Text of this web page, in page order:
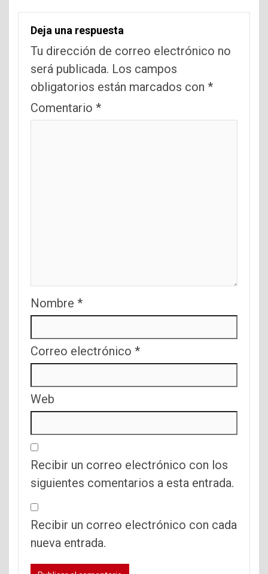
Deja una respuesta
Tu dirección de correo electrónico no
será publicada. Los campos
obligatorios están marcados con *
Comentario *
Nombre *
Correo electrónico *
Web
Recibir un correo electrónico con los
siguientes comentarios a esta entrada.
Recibir un correo electrónico con cada
nueva entrada.